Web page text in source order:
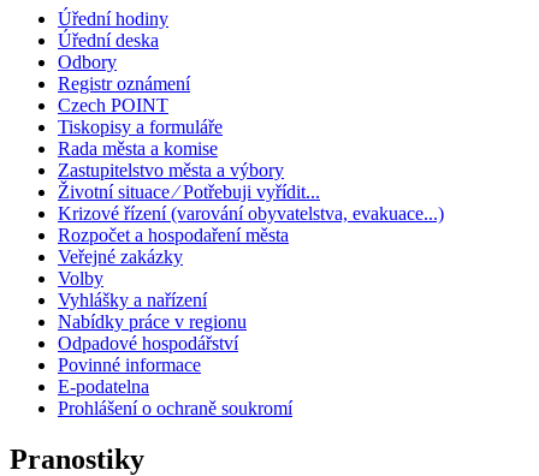
Úřední hodiny
Úřední deska
Odbory
Registr oznámení
Czech POINT
Tiskopisy a formuláře
Rada města a komise
Zastupitelstvo města a výbory
Životní situace ⁄ Potřebuji vyřídit...
Krizové řízení (varování obyvatelstva, evakuace...)
Rozpočet a hospodaření města
Veřejné zakázky
Volby
Vyhlášky a nařízení
Nabídky práce v regionu
Odpadové hospodářství
Povinné informace
E-podatelna
Prohlášení o ochraně soukromí
Pranostiky